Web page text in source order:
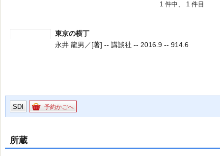
1 件中、 1 件目
東京の横丁
永井 龍男／[著] -- 講談社 -- 2016.9 -- 914.6
SDI 予約かごへ
所蔵